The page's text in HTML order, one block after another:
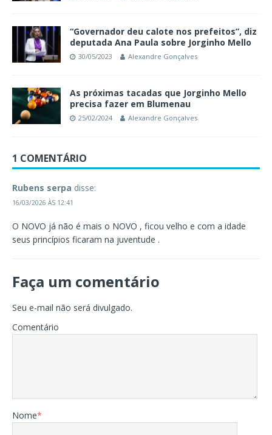
“Governador deu calote nos prefeitos”, diz
deputada Ana Paula sobre Jorginho Mello
30/05/2023 Alexandre Gonçalves
As próximas tacadas que Jorginho Mello
precisa fazer em Blumenau
25/02/2024 Alexandre Gonçalves
1 COMENTÁRIO
Rubens serpa disse:
16/03/2026 ÀS 12:41
O NOVO já não é mais o NOVO , ficou velho e com a idade
seus princípios ficaram na juventude .
Faça um comentário
Seu e-mail não será divulgado.
Comentário
Nome*